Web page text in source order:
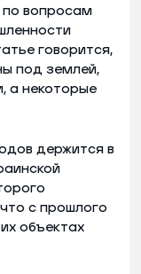
вопросам
говорится,
под землей,
а некоторые
держится в
с прошлого
объектах